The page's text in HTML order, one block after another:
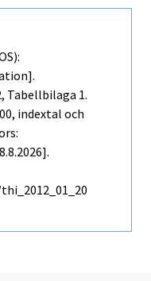
Tabellbilaga 1.
indextal och